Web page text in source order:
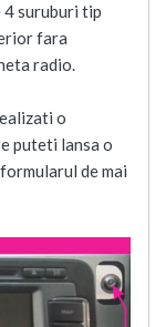
4 suruburi tip
fara
radio.
o
puteti lansa o
de mai